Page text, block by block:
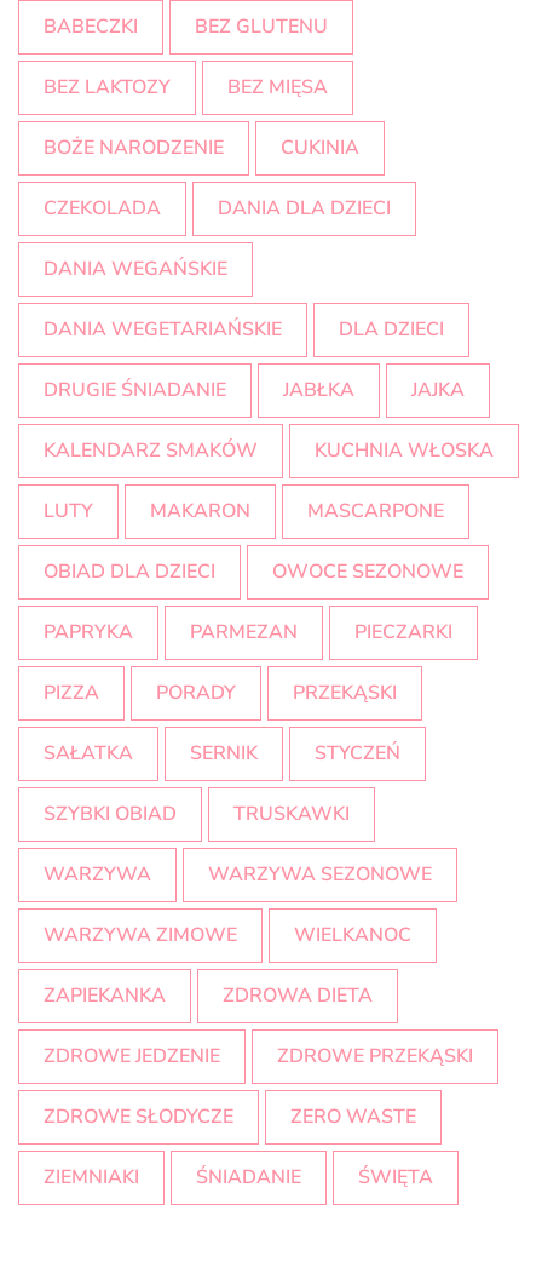
BABECZKI BEZ GLUTENU
BEZ LAKTOZY BEZ MIĘSA
BOŻE NARODZENIE CUKINIA
CZEKOLADA DANIA DLA DZIECI
DANIA WEGAŃSKIE
DANIA WEGETARIAŃSKIE DLA DZIECI
DRUGIE ŚNIADANIE JABŁKA JAJKA
KALENDARZ SMAKÓW KUCHNIA WŁOSKA
LUTY MAKARON MASCARPONE
OBIAD DLA DZIECI OWOCE SEZONOWE
PAPRYKA PARMEZAN PIECZARKI
PIZZA PORADY PRZEKĄSKI
SAŁATKA SERNIK STYCZEŃ
SZYBKI OBIAD TRUSKAWKI
WARZYWA WARZYWA SEZONOWE
WARZYWA ZIMOWE WIELKANOC
ZAPIEKANKA ZDROWA DIETA
ZDROWE JEDZENIE ZDROWE PRZEKĄSKI
ZDROWE SŁODYCZE ZERO WASTE
ZIEMNIAKI ŚNIADANIE ŚWIĘTA